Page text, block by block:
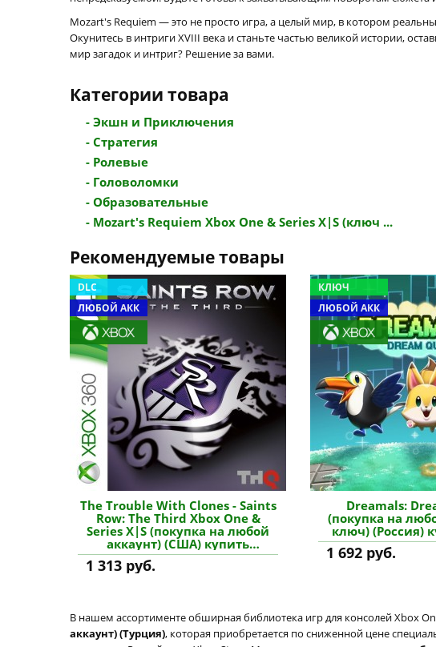
Mozart's Requiem — это не просто игра, а целый мир, в котором
Окунитесь в интриги XVIII века и станьте частью великой истории,
мир загадок и интриг? Решение за вами.
Категории товара
- Экшн и Приключения
- Стратегия
- Ролевые
- Головоломки
- Образовательные
- Mozart's Requiem Xbox One & Series X|S (ключ ...
Рекомендуемые товары
DLC
ЛЮБОЙ АКК
The Trouble With Clones - Saints
Row: The Third Xbox One &
Series X|S (покупка на любой
аккаунт) (США) купить
дополнение
1 313 руб.
КЛЮЧ
ЛЮБОЙ АКК
Dreamals:
(покупка на
ключ) (Россия)
1 692 руб.
В нашем ассортименте обширная библиотека игр для консолей Xbox
аккаунт) (Турция), которая приобретается по сниженной цене